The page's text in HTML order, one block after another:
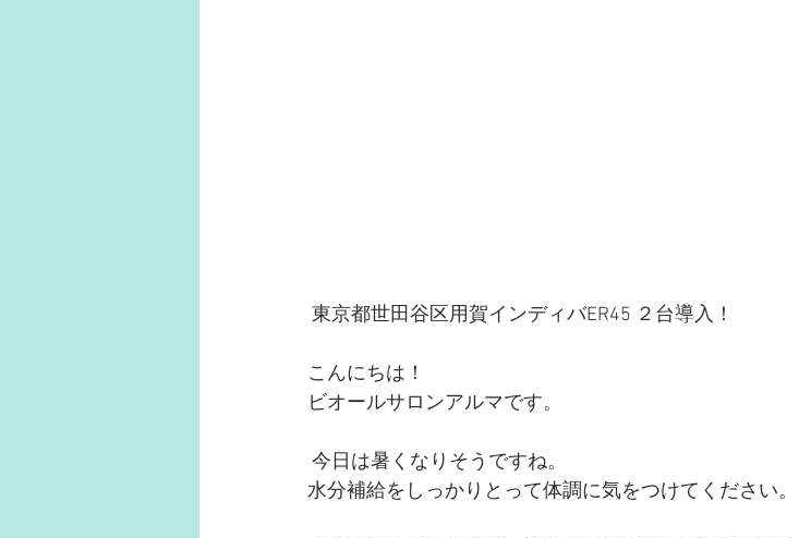
東京都世田谷区用賀インディバER45 ２台導入！
こんにちは！
ビオールサロンアルマです。
今日は暑くなりそうですね。
水分補給をしっかりとって体調に気をつけてください。